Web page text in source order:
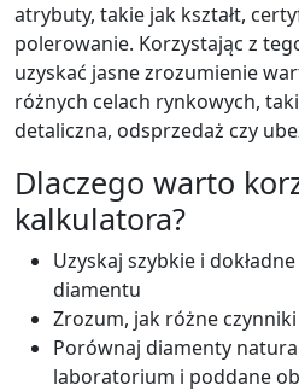
atrybuty, takie jak kształt,
polerowanie. Korzystając z
uzyskać jasne zrozumienie
różnych celach rynkowych,
detaliczna, odsprzedaż czy
Dlaczego warto
kalkulatora?
Uzyskaj szybkie i
diamentu
Zrozum, jak różne
Porównaj diamenty
laboratorium i poddane